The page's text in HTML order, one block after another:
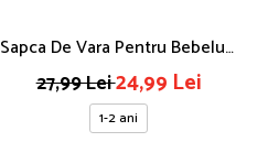
Sapca De Vara Pentru Bebelusi
1-2 Ani, Imprimeu Spider Hero
27,99 Lei24,99 Lei
1-2 ani